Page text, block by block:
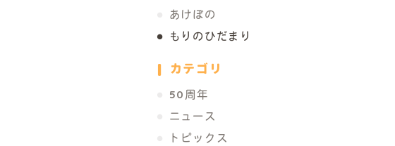
あけぼの
もりのひだまり
カテゴリ
50周年
ニュース
トピックス